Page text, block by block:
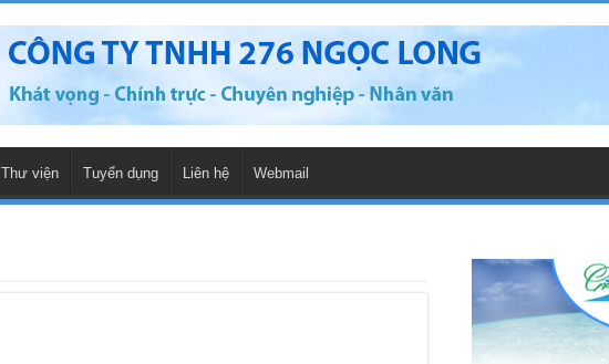
Thư viện Tuyển dụng Liên hệ Webmail